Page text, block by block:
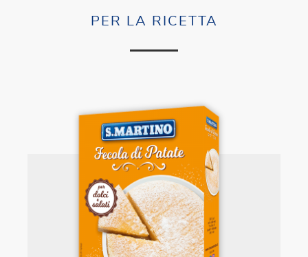
PER LA RICETTA